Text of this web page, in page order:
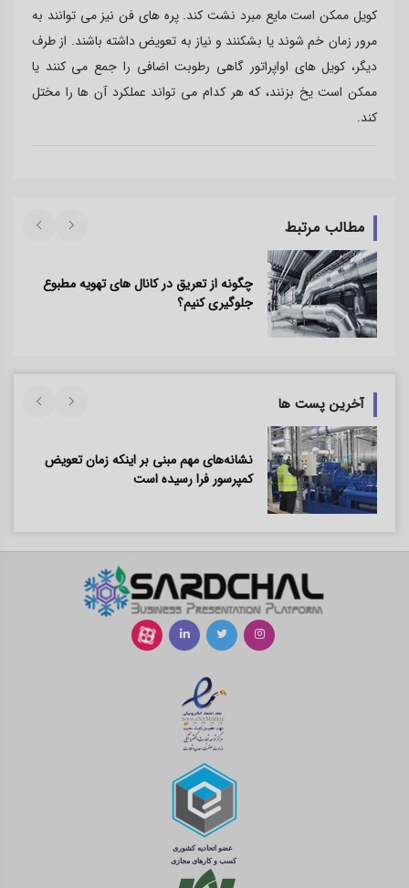
کویل ممکن است مایع مبرد نشت کند. پره های فن نیز می توانند به
مرور زمان خم شوند یا بشکنند و نیاز به تعویض داشته باشند. از طرف
دیگر، کویل های اواپراتور گاهی رطوبت اضافی را جمع می کنند یا
ممکن است یخ بزنند، که هر کدام می تواند عملکرد آن ها را مختل
کند.
مطالب مرتبط
چگونه از تعریق در کانال های تهویه مطبوع
جلوگیری کنیم؟
آخرین پست ها
نشانه‌های مهم مبنی بر اینکه زمان تعویض
کمپرسور فرا رسیده است